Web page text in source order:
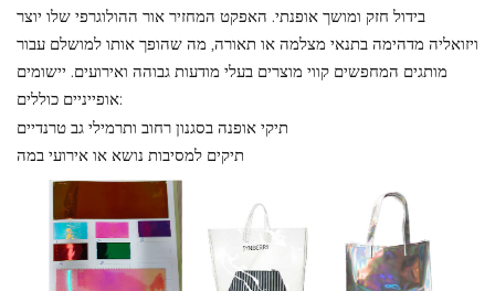
בידול חזק ומושך אופנתי. האפקט המחזיר אור ההולוגרפי שלו יוצר
ויזואליה מדהימה בתנאי מצלמה או תאורה, מה שהופך אותו למושלם עבור
מותגים המחפשים קווי מוצרים בעלי מודעות גבוהה ואירועים. יישומים
אופייניים כוללים:
תיקי אופנה בסגנון רחוב ותרמילי גב טרנדיים
תיקים למסיבות נושא או אירועי במה